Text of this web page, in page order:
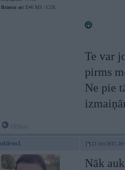
Braucu ar: E46 M3 / C5X
Te var
pirms
Ne pie
uldens1 22. Oct 2017,
Nāk